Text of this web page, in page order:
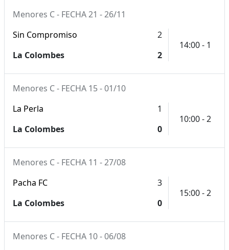
Menores C - FECHA 21 - 26/11
Sin Compromiso
2
La Colombes
2
14:00 - 1
Menores C - FECHA 15 - 01/10
La Perla
1
La Colombes
0
10:00 - 2
Menores C - FECHA 11 - 27/08
Pacha FC
3
La Colombes
0
15:00 - 2
Menores C - FECHA 10 - 06/08